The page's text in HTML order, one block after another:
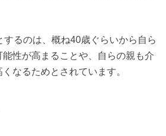
るのは、概ね40歳ぐらいから自ら
性が高まることや、自らの親も介
なるためとされています。